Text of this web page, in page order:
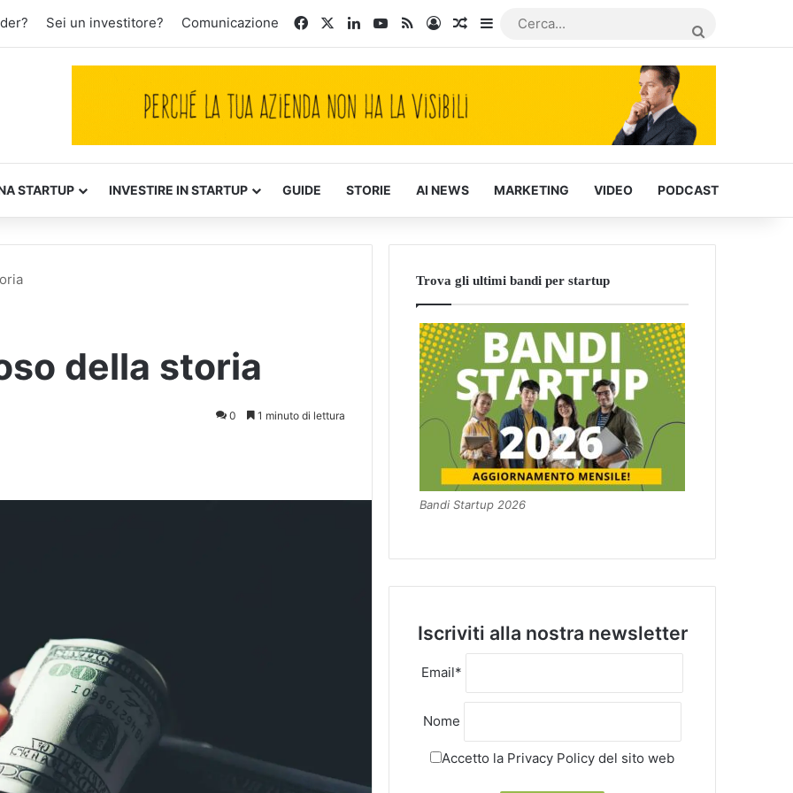
Sei un investitore? Comunicazione FacebookLinkedInYou Tube
RSSAccediArticoli Casuali
Barra laterale
STARTUP INVESTIRE IN STARTUP GUIDE STORIE AI NEWS MARKETING VIDEO PODCAST
della storia
0 1 minuto di lettura
Trova gli ultimi bandi per startup
Bandi Startup 2026
Iscriviti alla nostra newsletter
Email*
Nome
Accetto la Privacy Policy del sito web